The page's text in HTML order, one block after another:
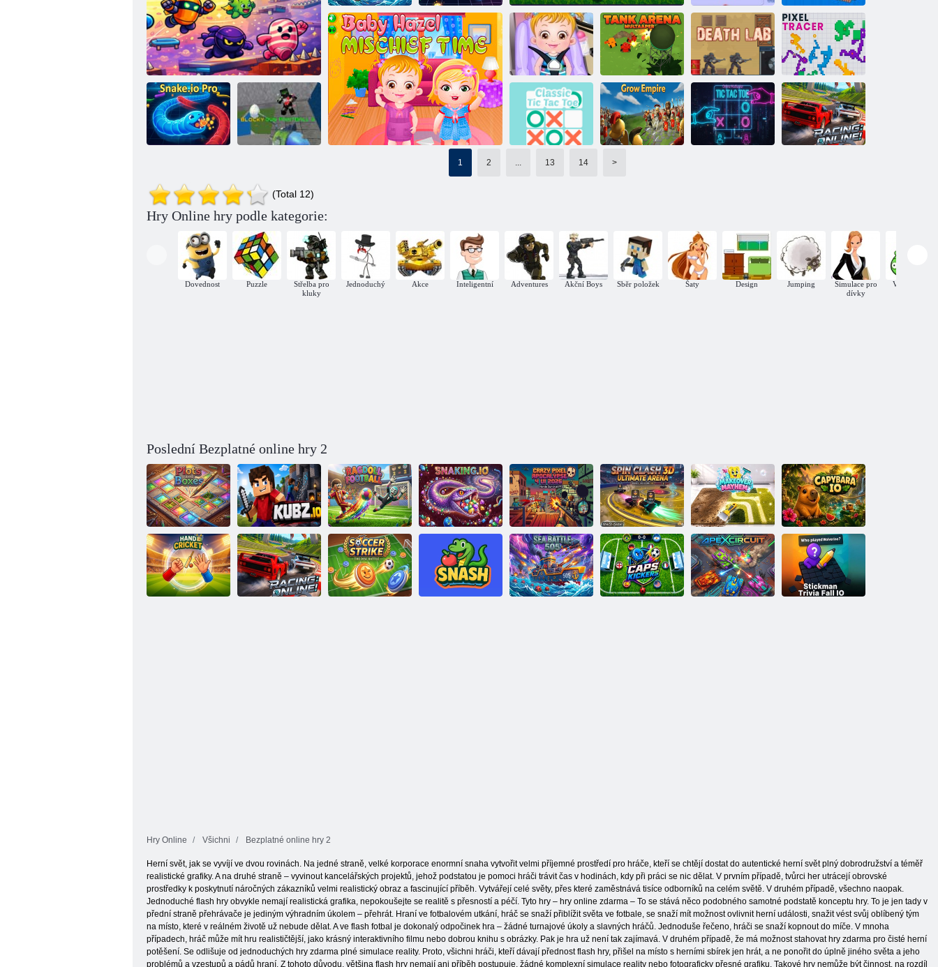
Ragdoll. io
Foukací čepice
Zábavný průlom online
Námořní bitva
505
Snakes 2077:
Glitch War
Bubbles
Dětská Hazel sama doma
Raft Royale
Dítě Hazel se
setkává s přáteli
Režim pro více
hráčů Tank
Arena
Lab smrt Pixel Tracer
Snake Pro
Blokovanou
zbraň paintball 3
1 2 ... 13 14 >
(Total 12)
Hry Online hry podle kategorie:
Dovednost Puzzle
Střelba pro
kluky
Jednoduchý Akce Inteligentní Adventures Akční Boys Sběr položek Šaty Design Jumping
Simulace pro
dívky
Vzdělávací
Poslední Bezplatné online hry 2
Grafy a grafy Kostky
Fotbal s
hadrovými
panenkami
Serpentine
Crazy Pixel
Apocalypse 4
2026
Střet čepelí
Transformace a
chaos
Kapybara online
Hry Online Všichni Bezplatné online hry 2
Herní svět, jak se vyvíjí ve dvou rovinách. Na jedné straně, velké korporace enormní snaha vytvořit velmi příjemné prostředí pro hráče, kteří se chtějí dostat do autentické herní svět plný dobrodružství a téměř
realistické grafiky. A na druhé straně – vyvinout kancelářských projektů, jehož podstatou je pomoci hráči trávit čas v hodinách, kdy při práci se nic dělat. V prvním případě, tvůrci her utrácejí obrovské
prostředky k poskytnutí náročných zákazníků velmi realistický obraz a fascinující příběh. Vytvářejí celé světy, přes které zaměstnává tisíce odborníků na celém světě. V druhém případě, všechno naopak.
Jednoduché flash hry obvykle nemají realistická grafika, nepokoušejte se realitě s přesností a péčí. Tyto hry – hry online zdarma – To se stává něco podobného samotné podstatě konceptu hry. To je jen tady v
přední straně přehrávače je jediným výhradním úkolem – přehrát. Hraní ve fotbalovém utkání, hráč se snaží přiblížit světa ve fotbale, se snaží mít možnost ovlivnit herní události, snažit vést svůj oblíbený tým
na místo, které v reálném životě už nebude dělat. A ve flash fotbal je dokonalý odpočinek hra – žádné turnajové úkoly a slavných hráčů. Jednoduše řečeno, hráči se snaží kopnout do míče. V mnoha
případech, hráč může mít hru realističtější, jako krásný interaktivního filmu nebo dobrou knihu s obrázky. Pak je hra už není tak zajímavá. V druhém případě, že má možnost stahovat hry zdarma pro čisté herní
potěšení. Se odlišuje od jednoduchých hry zdarma plné simulace reality. Proto, všichni hráči, kteří dávají přednost flash hry, přišel na místo s herními sbírek jen hrát, a ne ponořit do úplně jiného světa a jeho
problémů a vzestupů a pádů hraní. Z tohoto důvodu, většina flash hry nemají ani příběh postupuje, žádné komplexní simulace reality nebo fotograficky přesné grafiku. Takové hry nemůže být činnost, na rozdíl